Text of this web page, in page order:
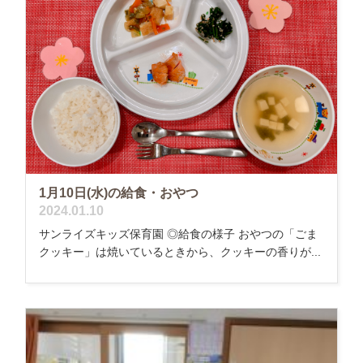
1月10日(水)の給食・おやつ
2024.01.10
サンライズキッズ保育園 ◎給食の様子 おやつの「ごま
クッキー」は焼いているときから、クッキーの香りが...